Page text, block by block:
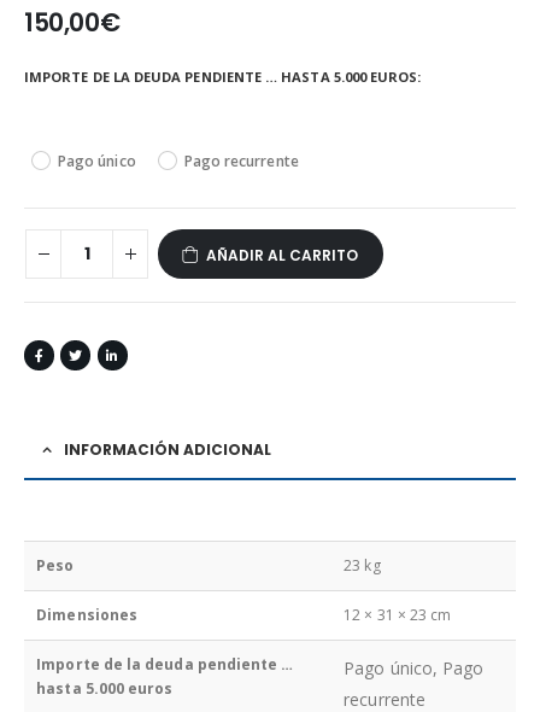
0 out of 5
150,00€
IMPORTE DE LA DEUDA PENDIENTE … HASTA 5.000 EUROS
Pago único Pago recurrente
AÑADIR AL CARRITO
INFORMACIÓN ADICIONAL
Peso 23 kg
Dimensiones 12 × 31 × 23 cm
Importe de la deuda pendiente …
hasta 5.000 euros
Pago único, Pago
recurrente